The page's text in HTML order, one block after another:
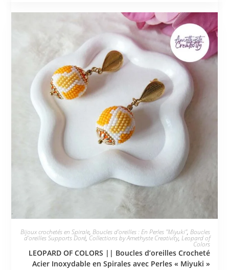
JE L'ADOPTE
Bijoux crochetés en Spirale, Boucles d'oreilles : En Perles "Miyuki", Boucles
d'oreilles Supports Doré, Collections by Amethyste Creativity, Leopard of
Colors
LEOPARD OF COLORS || Boucles d’oreilles Crocheté
Acier Inoxydable en Spirales avec Perles « Miyuki »